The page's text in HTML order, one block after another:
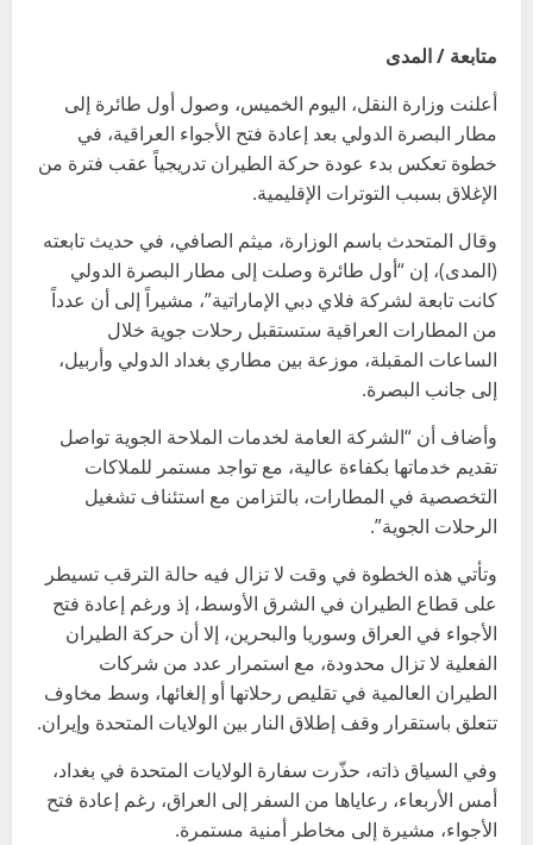
متابعة / المدى
أعلنت وزارة النقل، اليوم الخميس، وصول أول طائرة إلى
مطار البصرة الدولي بعد إعادة فتح الأجواء العراقية، في
خطوة تعكس بدء عودة حركة الطيران تدريجياً عقب فترة من
الإغلاق بسبب التوترات الإقليمية.
وقال المتحدث باسم الوزارة، ميثم الصافي، في حديث تابعته
(المدى)، إن “أول طائرة وصلت إلى مطار البصرة الدولي
كانت تابعة لشركة فلاي دبي الإماراتية”، مشيراً إلى أن عدداً
من المطارات العراقية ستستقبل رحلات جوية خلال
الساعات المقبلة، موزعة بين مطاري بغداد الدولي وأربيل،
إلى جانب البصرة.
وأضاف أن “الشركة العامة لخدمات الملاحة الجوية تواصل
تقديم خدماتها بكفاءة عالية، مع تواجد مستمر للملاكات
التخصصية في المطارات، بالتزامن مع استئناف تشغيل
الرحلات الجوية”.
وتأتي هذه الخطوة في وقت لا تزال فيه حالة الترقب تسيطر
على قطاع الطيران في الشرق الأوسط، إذ ورغم إعادة فتح
الأجواء في العراق وسوريا والبحرين، إلا أن حركة الطيران
الفعلية لا تزال محدودة، مع استمرار عدد من شركات
الطيران العالمية في تقليص رحلاتها أو إلغائها، وسط مخاوف
تتعلق باستقرار وقف إطلاق النار بين الولايات المتحدة وإيران.
وفي السياق ذاته، حذّرت سفارة الولايات المتحدة في بغداد،
أمس الأربعاء، رعاياها من السفر إلى العراق، رغم إعادة فتح
الأجواء، مشيرة إلى مخاطر أمنية مستمرة.